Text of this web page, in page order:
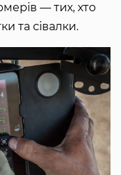
— тих, хто
та сівалки.